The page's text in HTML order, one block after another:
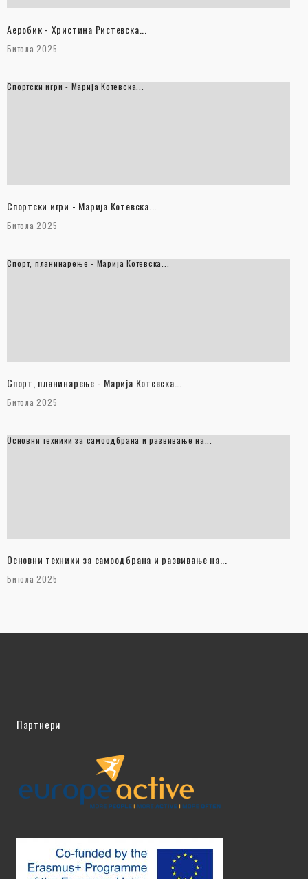
Аеробик - Христина Ристевска...
Битола 2025
Спортски игри - Марија Котевска...
Спортски игри - Марија Котевска...
Битола 2025
Спорт, планинарење - Марија Котевска...
Спорт, планинарење - Марија Котевска...
Битола 2025
Основни техники за самоодбрана и развивање на...
Основни техники за самоодбрана и развивање на...
Битола 2025
Партнери